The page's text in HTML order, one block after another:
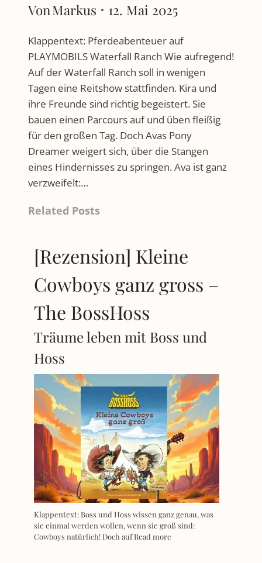
VonMarkus 12. Mai 2025
Klappentext: Pferdeabenteuer auf
PLAYMOBILS Waterfall Ranch Wie aufregend!
Auf der Waterfall Ranch soll in wenigen
Tagen eine Reitshow stattfinden. Kira und
ihre Freunde sind richtig begeistert. Sie
bauen einen Parcours auf und üben fleißig
für den großen Tag. Doch Avas Pony
Dreamer weigert sich, über die Stangen
eines Hindernisses zu springen. Ava ist ganz
verzweifelt:…
Related Posts
[Rezension] Kleine
Cowboys ganz gross –
The BossHoss
Träume leben mit Boss und
Hoss
Klappentext: Boss und Hoss wissen ganz genau, was
sie einmal werden wollen, wenn sie groß sind:
Cowboys natürlich! Doch aufRead more